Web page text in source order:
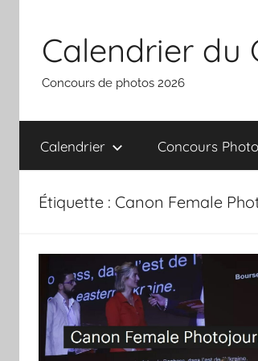
contenu
Calendrier du
Concours de photos 2026
Calendrier Concours
Étiquette : Canon Female